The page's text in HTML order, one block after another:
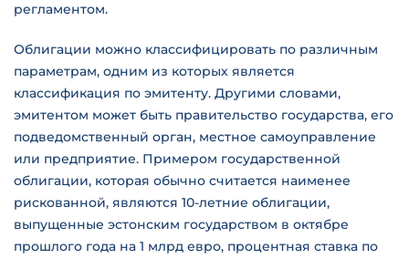
регламентом.
Облигации можно классифицировать по различным
параметрам, одним из которых является
классификация по эмитенту. Другими словами,
эмитентом может быть правительство государства, его
подведомственный орган, местное самоуправление
или предприятие. Примером государственной
облигации, которая обычно считается наименее
рискованной, являются 10-летние облигации,
выпущенные эстонским государством в октябре
прошлого года на 1 млрд евро, процентная ставка по